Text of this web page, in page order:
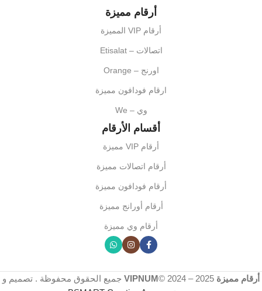
أرقام مميزة
أرقام VIP المميزة
اتصالات – Etisalat
اورنج – Orange
ارقام فودافون مميزة
وي – We
أقسام الأرقام
أرقام VIP مميزة
أرقام اتصالات مميزة
أرقام فودافون مميزة
أرقام أورانج مميزة
أرقام وي مميزة
أرقام مميزة VIPNUM © 2024 – 2025
جميع الحقوق محفوظة . تصميم و